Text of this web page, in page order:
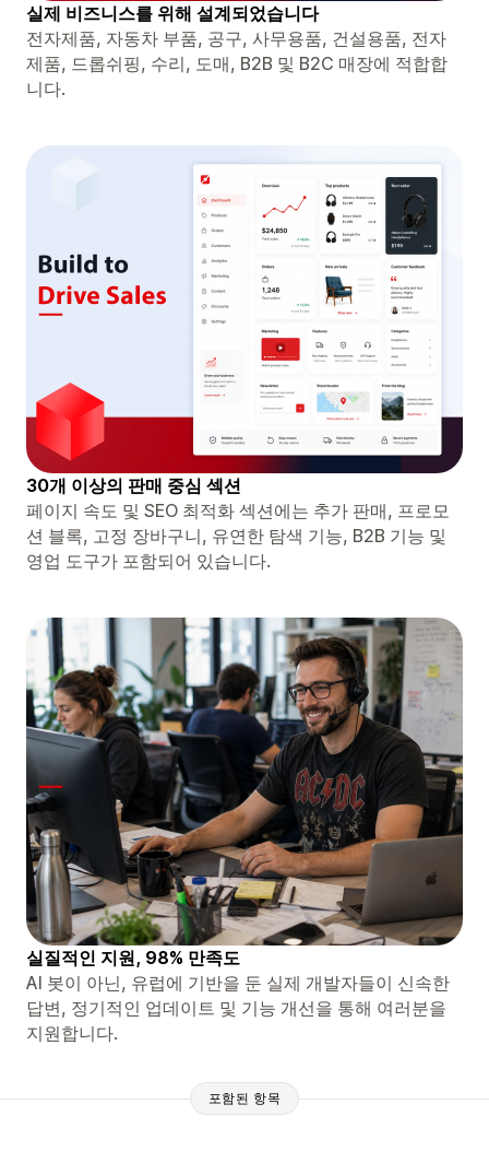
실제 비즈니스를 위해 설계되었습니다
전자제품, 자동차 부품, 공구, 사무용품, 건설용품, 전자
제품, 드롭쉬핑, 수리, 도매, B2B 및 B2C 매장에 적합합
니다.
30개 이상의 판매 중심 섹션
페이지 속도 및 SEO 최적화 섹션에는 추가 판매, 프로모
션 블록, 고정 장바구니, 유연한 탐색 기능, B2B 기능 및
영업 도구가 포함되어 있습니다.
실질적인 지원, 98% 만족도
AI 봇이 아닌, 유럽에 기반을 둔 실제 개발자들이 신속한
답변, 정기적인 업데이트 및 기능 개선을 통해 여러분을
지원합니다.
포함된 항목